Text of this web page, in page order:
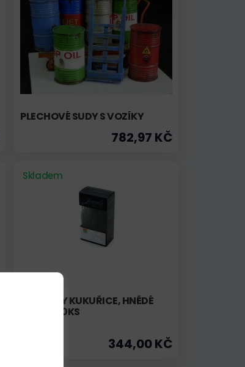
PLECHOVÉ SUDY S VOZÍKY
782,97 KČ
Skladem
ROSTLINY KUKUŘICE, HNĚDÉ
BALENÍ 50KS
344,00 KČ